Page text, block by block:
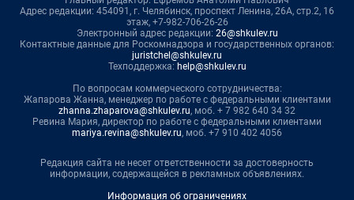
Адрес редакции: 454091, г. Челябинск, проспект Ленина, 26А, стр.2, 16
этаж, +7-982-706-26-26
Электронный адрес редакции: 26@shkulev.ru
Контактные данные для Роскомнадзора и государственных органов:
juristchel@shkulev.ru
Техподдержка: help@shkulev.ru
По вопросам коммерческого сотрудничества:
Жапарова Жанна, менеджер по работе с федеральными клиентами
zhanna.zhaparova@shkulev.ru, моб. + 7 982 640 34 32
Ревина Мария, директор по работе с федеральными клиентами
mariya.revina@shkulev.ru, моб. +7 910 402 4056
Редакция сайта не несет ответственности за достоверность
информации, содержащейся в рекламных объявлениях.
Информация об ограничениях